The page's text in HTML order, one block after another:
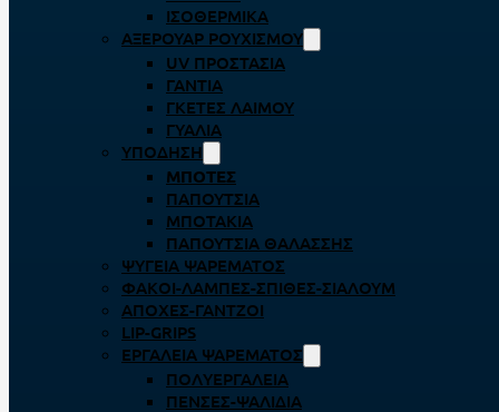
ΙΣΟΘΕΡΜΙΚΆ
ΑΞΕΡΟΥΆΡ ΡΟΥΧΙΣΜΟΎ
UV ΠΡΟΣΤΑΣΊΑ
ΓΆΝΤΙΑ
ΓΚΈΤΕΣ ΛΑΊΜΟΥ
ΓΥΑΛΙΆ
ΥΠΌΔΗΣΗ
ΜΠΌΤΕΣ
ΠΑΠΟΎΤΣΙΑ
ΜΠΟΤΆΚΙΑ
ΠΑΠΟΎΤΣΙΑ ΘΑΛΆΣΣΗΣ
ΨΥΓΕΊΑ ΨΑΡΈΜΑΤΟΣ
ΦΑΚΟΊ-ΛΆΜΠΕΣ-ΣΠΊΘΕΣ-ΣΊΑΛΟΥΜ
ΑΠΌΧΕΣ-ΓΆΝΤΖΟΙ
LIP-GRIPS
EΡΓΑΛΕΊΑ ΨΑΡΈΜΑΤΟΣ
ΠΟΛΥΕΡΓΑΛΕΊΑ
ΠΈΝΣΕΣ-ΨΑΛΊΔΙΑ